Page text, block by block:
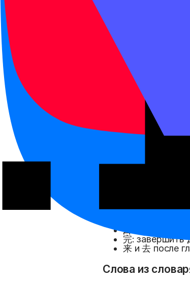
После 把 не
Частые ошибки
Что часто стоит
результат: 写
направление:
место
изменение
把:
Дополнения
完: завершить
来 и 去 после
Слова из